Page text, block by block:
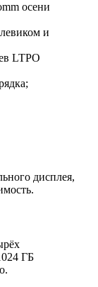
осени
и
LTPO
дисплея,
ГБ